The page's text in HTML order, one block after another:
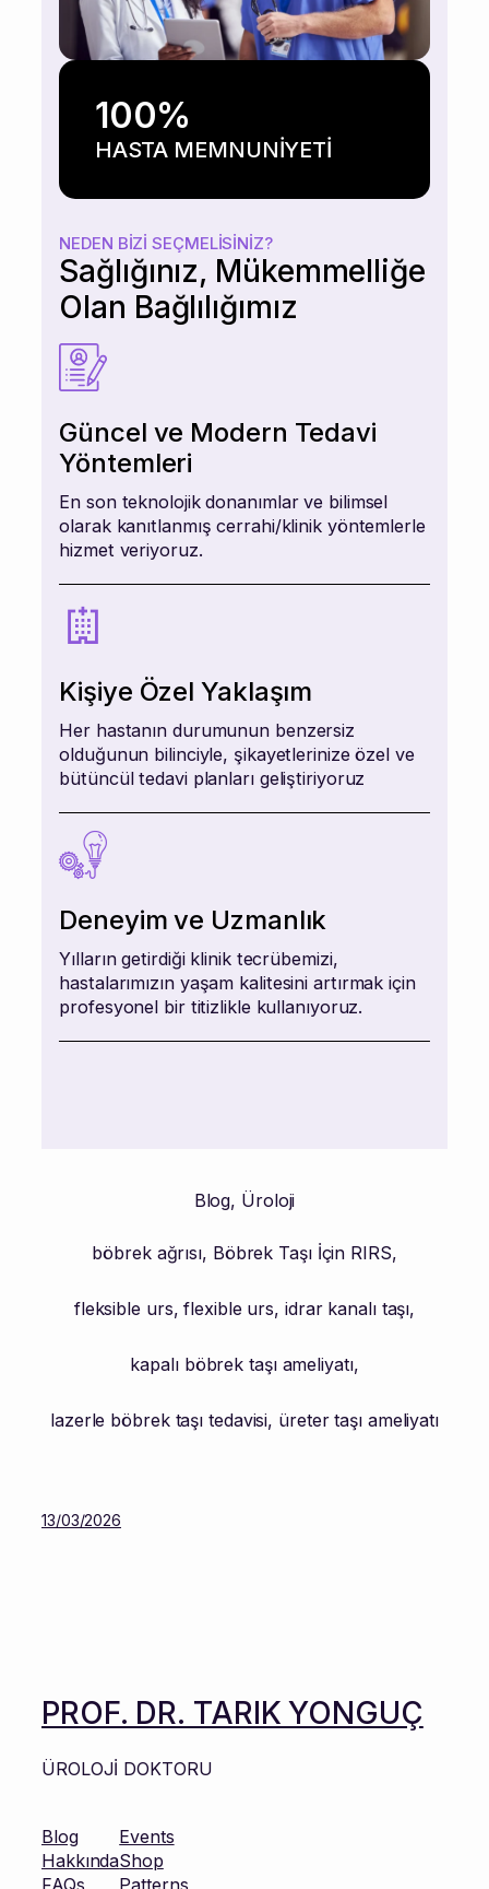
NEDEN BIZI SEÇMELISINIZ?
Sağlığınız, Mükemmelliğe
Olan Bağlılığımız
Güncel ve Modern Tedavi
Yöntemleri
En son teknolojik donanımlar ve bilimsel
olarak kanıtlanmış cerrahi/klinik yöntemlerle
hizmet veriyoruz.
Kişiye Özel Yaklaşım
Her hastanın durumunun benzersiz
olduğunun bilinciyle, şikayetlerinize özel ve
bütüncül tedavi planları geliştiriyoruz
Deneyim ve Uzmanlık
Yılların getirdiği klinik tecrübemizi,
hastalarımızın yaşam kalitesini artırmak için
profesyonel bir titizlikle kullanıyoruz.
100%
HASTA MEMNUNİYETİ
Blog, Üroloji
böbrek ağrısı, Böbrek Taşı İçin RIRS,
fleksible urs,flexible urs, idrar kanalı taşı,
kapalı böbrek taşı ameliyatı,
lazerle böbrek taşı tedavisi, üreter taşı ameliyatı
13/03/2026
PROF. DR. TARIK YONGUÇ
ÜROLOJİ DOKTORU
Blog
Hakkında
Events
Shop